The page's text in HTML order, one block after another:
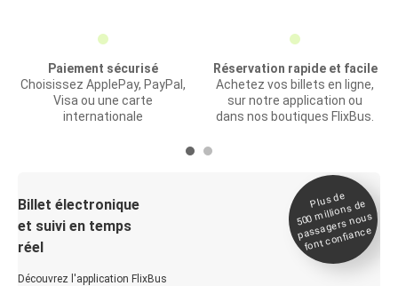
Paiement sécurisé
Choisissez ApplePay, PayPal,
Visa ou une carte
internationale
Réservation rapide et facile
Achetez vos billets en ligne,
sur notre application ou
dans nos boutiques FlixBus.
Billet électronique
et suivi en temps
réel
Découvrez l'application FlixBus
Plus de
500
millions de
passagers nous
font confiance